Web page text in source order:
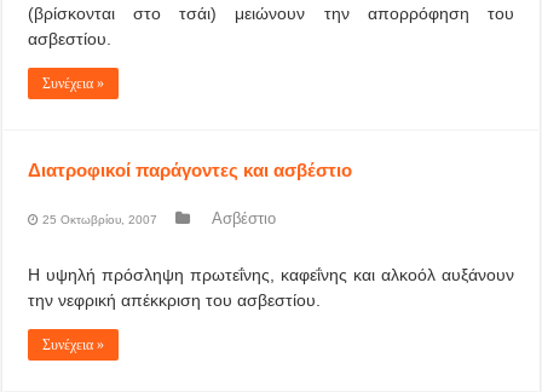
(βρίσκονται στο τσάι) μειώνουν την απορρόφηση του
ασβεστίου.
Συνέχεια »
Διατροφικοί παράγοντες και ασβέστιο
25 Οκτωβρίου, 2007 Ασβέστιο
Η υψηλή πρόσληψη πρωτεΐνης, καφεΐνης και αλκοόλ αυξάνουν
την νεφρική απέκκριση του ασβεστίου.
Συνέχεια »